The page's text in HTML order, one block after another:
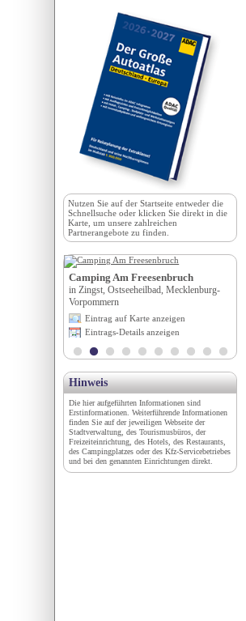
Nutzen Sie auf derStartseite entweder die
Schnellsuche oder klicken Sie direkt in die
Karte, um unsere zahlreichen
Partnerangebote zu finden.
Camping Am Freesenbruch
in Zingst, Ostseeheilbad, Mecklenburg-
Vorpommern
Eintrag auf Karte anzeigen
Eintrags-Details anzeigen
Hinweis
Die hier aufgeführten Informationen sind
Erstinformationen. Weiterführende Informationen
finden Sie auf der jeweiligen Webseite der
Stadtverwaltung, des Tourismusbüros, der
Freizeiteinrichtung, des Hotels, des Restaurants,
des Campingplatzes oder des Kfz-Servicebetriebes
und bei den genannten Einrichtungen direkt.